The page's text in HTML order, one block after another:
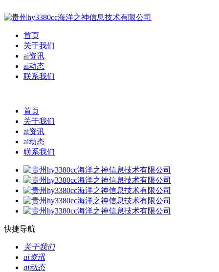
首页
关于我们
ai资讯
ai动态
联系我们
首页
关于我们
ai资讯
ai动态
联系我们
快捷导航
关于我们
ai资讯
ai动态